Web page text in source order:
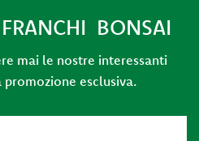
BONSAI
mai le nostre interessanti
esclusiva.